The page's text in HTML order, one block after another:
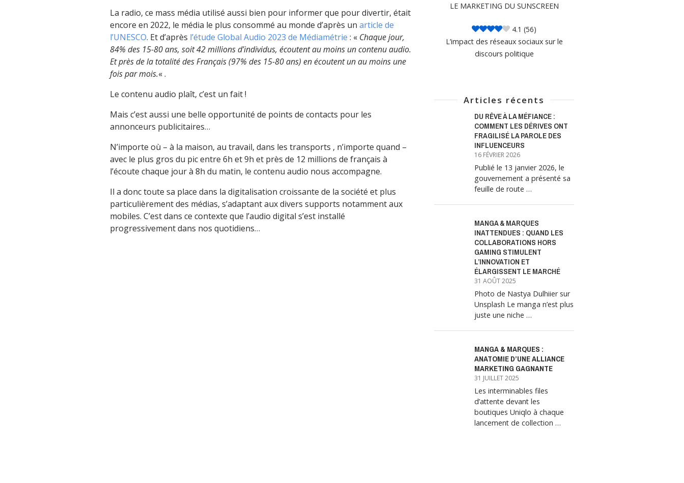
La radio, ce mass média utilisé aussi bien pour informer que pour divertir, était
encore en 2022, le média le plus consommé au monde d’après un article de
l’UNESCO. Et d’après l’étude Global Audio 2023 de Médiamétrie : « Chaque jour,
84% des 15-80 ans, soit 42 millions d’individus, écoutent au moins un contenu audio.
Et près de la totalité des Français (97% des 15-80 ans) en écoutent un au moins une
fois par mois.« .
Le contenu audio plaît, c’est un fait !
Mais c’est aussi une belle opportunité de points de contacts pour les
annonceurs publicitaires…
N’importe où – à la maison, au travail, dans les transports , n’importe quand –
avec le plus gros du pic entre 6h et 9h et près de 12 millions de français à
l’écoute chaque jour à 8h du matin, le contenu audio nous accompagne.
Il a donc toute sa place dans la digitalisation croissante de la société et plus
particulièrement des médias, s’adaptant aux divers supports notamment aux
mobiles. C’est dans ce contexte que l’audio digital s’est installé
progressivement dans nos quotidiens…
LE MARKETING DU SUNSCREEN
4.1 (56)
L’impact des réseaux sociaux sur le
discours politique
Articles récents
DU RÊVE À LA MÉFIANCE :
COMMENT LES DÉRIVES ONT
FRAGILISÉ LA PAROLE DES
INFLUENCEURS
16 FÉVRIER 2026
Publié le 13 janvier 2026, le
gouvernement a présenté sa
feuille de route …
MANGA & MARQUES
INATTENDUES : QUAND LES
COLLABORATIONS HORS
GAMING STIMULENT
L’INNOVATION ET
ÉLARGISSENT LE MARCHÉ
31 AOÛT 2025
Photo de Nastya Dulhiier sur
Unsplash Le manga n’est plus
juste une niche …
MANGA & MARQUES :
ANATOMIE D’UNE ALLIANCE
MARKETING GAGNANTE
31 JUILLET 2025
Les interminables files
d’attente devant les
boutiques Uniqlo à chaque
lancement de collection …